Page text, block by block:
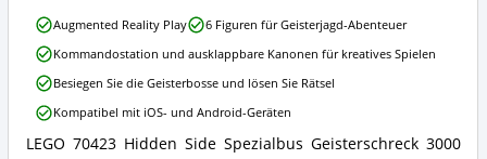
dieses
LEGO®
Hidden
Side
erhältlich?
LEGO
LEGO 70423 Hidden Side Spezialbus Geisterschreck 3000
LEGO
70423
Hidden
Side
Spezialbus
Geisterschreck
3000
Augmented Reality Play
6 Figuren für Geisterjagd-Abenteuer
Kommandostation und ausklappbare Kanonen für kreatives Spielen
Besiegen Sie die Geisterbosse und lösen Sie Rätsel
Kompatibel mit iOS- und Android-Geräten